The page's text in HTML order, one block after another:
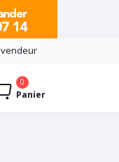
0
Panier